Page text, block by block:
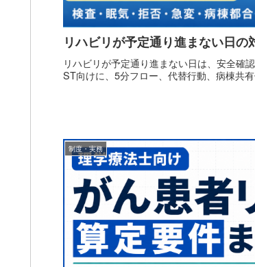
リハビリが予定通り進まない日
リハビリが予定通り進まない日は、安全確
ST向けに、5分フロー、代替行動、病棟共
制度・実務